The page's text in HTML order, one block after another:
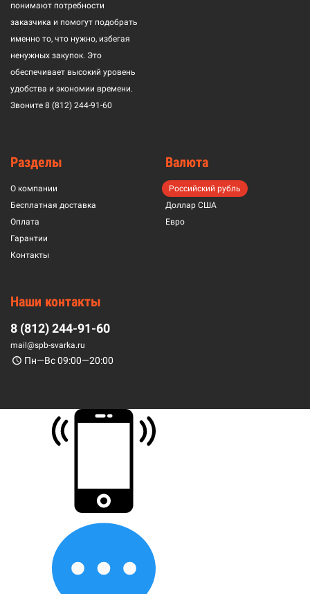
понимают потребности
заказчика и помогут подобрать
именно то, что нужно, избегая
ненужных закупок. Это
обеспечивает высокий уровень
удобства и экономии времени.
Звоните 8 (812) 244-91-60
Разделы
О компании
Бесплатная доставка
Оплата
Гарантии
Контакты
Валюта
Российский рубль
Доллар США
Евро
Наши контакты
8 (812) 244-91-60
mail@spb-svarka.ru
Пн—Вс 09:00—20:00